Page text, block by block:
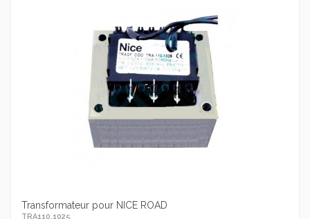
Transformateur pour NICE ROAD
TRA110.1025